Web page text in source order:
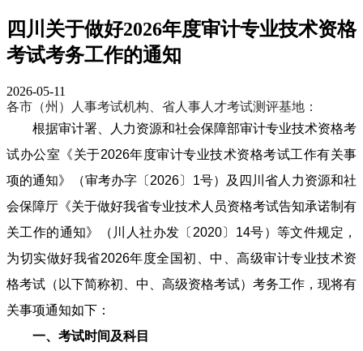
四川关于做好2026年度审计专业技术资格
考试考务工作的通知
2026-05-11
各市（州）人事考试机构、省人事人才考试测评基地：
根据审计署、人力资源和社会保障部审计专业技术资格考
试办公室《关于2026年度审计专业技术资格考试工作有关事
项的通知》（审考办字〔2026〕1号）及四川省人力资源和社
会保障厅《关于做好我省专业技术人员资格考试告知承诺制有
关工作的通知》（川人社办发〔2020〕14号）等文件规定，
为切实做好我省2026年度全国初、中、高级审计专业技术资
格考试（以下简称初、中、高级资格考试）考务工作，现将有
关事项通知如下：
一、考试时间及科目